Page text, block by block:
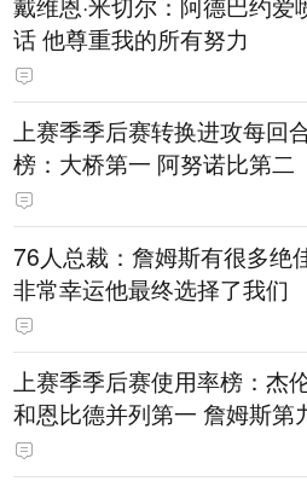
话 他尊重我的所有努力
上赛季季后赛转换进攻每回
榜：大桥第一 阿努诺比第二
76人总裁：詹姆斯有很多绝
非常幸运他最终选择了我们
上赛季季后赛使用率榜：杰
和恩比德并列第一 詹姆斯第